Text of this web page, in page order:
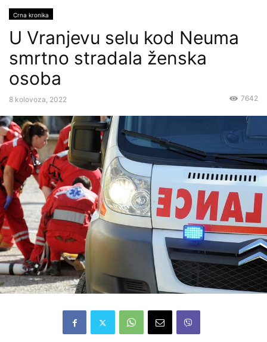
Crna kronika
U Vranjevu selu kod Neuma
smrtno stradala ženska
osoba
8 kolovoza, 2022 7642